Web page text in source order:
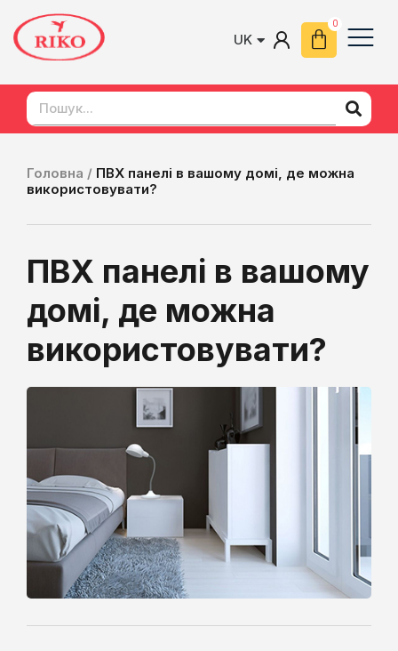
UK
EN
Головна / ПВХ панелі в вашому домі, де можна
використовувати?
ПВХ панелі в вашому
домі, де можна
використовувати?